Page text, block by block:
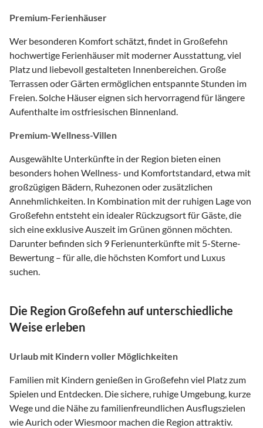
Premium-Ferienhäuser
Wer besonderen Komfort schätzt, findet in Großefehn
hochwertige Ferienhäuser mit moderner Ausstattung, viel
Platz und liebevoll gestalteten Innenbereichen. Große
Terrassen oder Gärten ermöglichen entspannte Stunden im
Freien. Solche Häuser eignen sich hervorragend für längere
Aufenthalte im ostfriesischen Binnenland.
Premium-Wellness-Villen
Ausgewählte Unterkünfte in der Region bieten einen
besonders hohen Wellness- und Komfortstandard, etwa mit
großzügigen Bädern, Ruhezonen oder zusätzlichen
Annehmlichkeiten. In Kombination mit der ruhigen Lage von
Großefehn entsteht ein idealer Rückzugsort für Gäste, die
sich eine exklusive Auszeit im Grünen gönnen möchten.
Darunter befinden sich 9 Ferienunterkünfte mit 5-Sterne-
Bewertung – für alle, die höchsten Komfort und Luxus
suchen.
Die Region Großefehn auf unterschiedliche
Weise erleben
Urlaub mit Kindern voller Möglichkeiten
Familien mit Kindern genießen in Großefehn viel Platz zum
Spielen und Entdecken. Die sichere, ruhige Umgebung, kurze
Wege und die Nähe zu familienfreundlichen Ausflugszielen
wie Aurich oder Wiesmoor machen die Region attraktiv.